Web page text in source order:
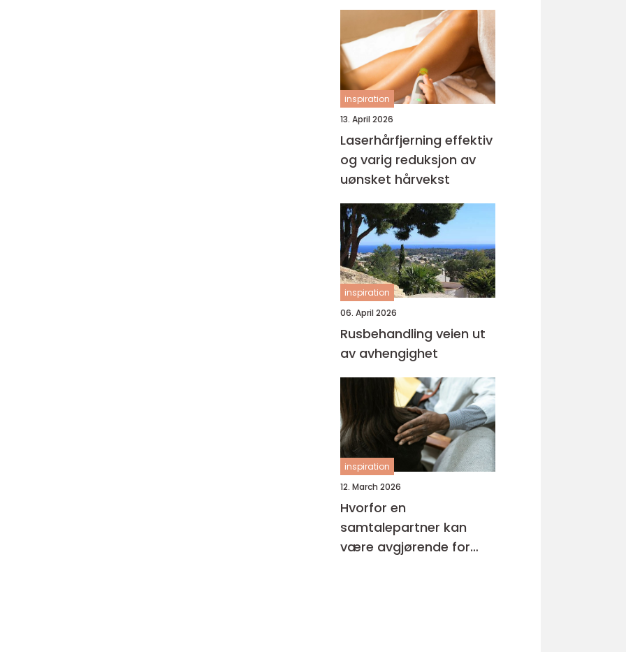
inspiration
13. April 2026
Laserhårfjerning effektiv
og varig reduksjon av
uønsket hårvekst
inspiration
06. April 2026
Rusbehandling veien ut
av avhengighet
inspiration
12. March 2026
Hvorfor en
samtalepartner kan
være avgjørende for